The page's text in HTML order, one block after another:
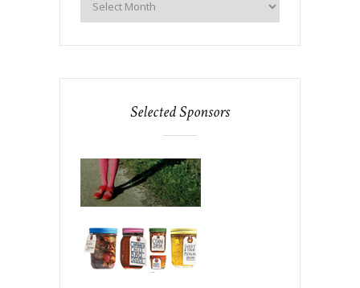
Selected Sponsors